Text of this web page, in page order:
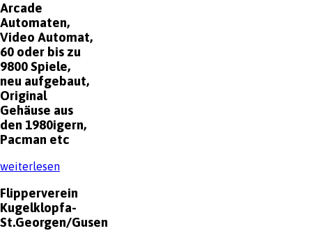
Arcade
Automaten,
Video Automat,
60 oder bis zu
9800 Spiele,
neu aufgebaut,
Original
Gehäuse aus
den 1980igern,
Pacman etc
weiterlesen
Flipperverein
Kugelklopfa-
St.Georgen/Gusen